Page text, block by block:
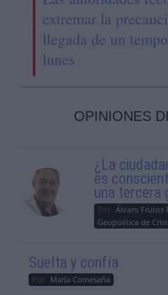
extremar la
llegada de un
lunes
OPINIONES
¿La
es
una tercera
Por Álvaro Frutos
Geopolítica de
Suelta y confía
Por María Comesaña